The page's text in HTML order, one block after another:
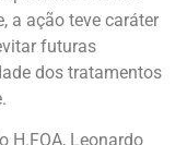
a ação teve caráter
futuras
dos tratamentos
H.FOA, Leonardo